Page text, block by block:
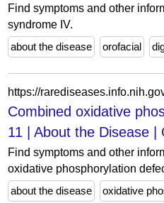
Find symptoms and other
syndrome IV.
about the disease
orofacial
Combined oxidative
11 | About the Disease |
Find symptoms and other
oxidative phosphorylation
about the disease
oxidative